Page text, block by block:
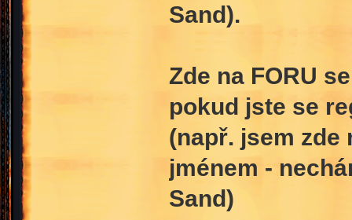
Sand).
Zde na FORU
pokud jste se
(např. jsem
jménem -
Sand)